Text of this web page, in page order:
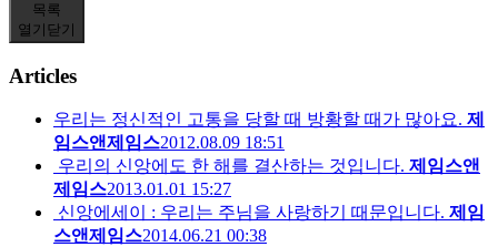
목록
열기 닫기
Articles
우리는 정신적인 고통을 당할 때 방황할 때가 많아요. 제
임스앤제임스2012.08.09 18:51
우리의 신앙에도 한 해를 결산하는 것입니다. 제임스앤
제임스2013.01.01 15:27
신앙에세이 : 우리는 주님을 사랑하기 때문입니다. 제임
스앤제임스2014.06.21 00:38